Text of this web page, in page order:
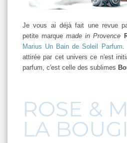
Je vous ai déjà fait une revue
petite marquemade in Provence
Marius Un Bain de Soleil Parfum.
attirée par cet univers ce n'est
parfum, c'est celle des sublimes
ROSE &
LA